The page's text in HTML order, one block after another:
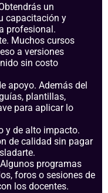
un
capacitación y
profesional.
Muchos cursos
a versiones
sin costo
apoyo. Además del
plantillas,
para aplicar lo
y de alto impacto.
de calidad sin pagar
programas
foros o sesiones de
los docentes.